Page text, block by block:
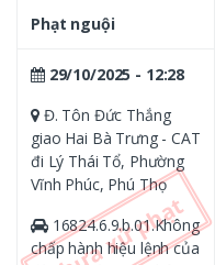
Phạt nguội
29/10/2025 - 12:28
Đ. Tôn Đức Thắng
giao Hai Bà Trưng - CAT
đi Lý Thái Tổ, Phường
Vĩnh Phúc, Phú Thọ
16824.6.9.b.01.Không
chấp hành hiệu lệnh của